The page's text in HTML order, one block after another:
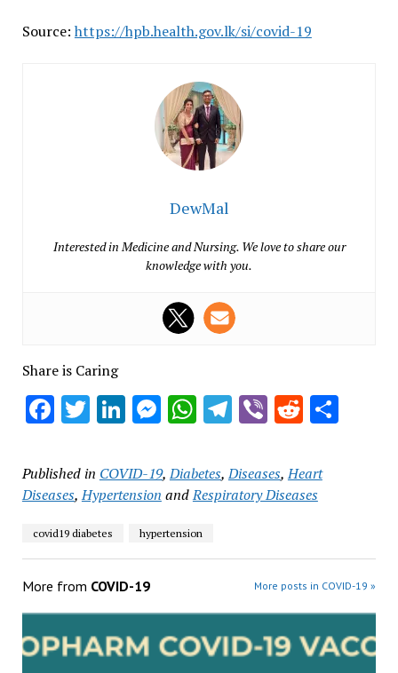
Source: https://hpb.health.gov.lk/si/covid-19
DewMal
Interested in Medicine and Nursing. We love to share our
knowledge with you.
Share is Caring
Facebook
Twitter
LinkedIn
Messenger
WhatsApp
Telegram
ViberReddit
Published in COVID-19,Diabetes,Diseases,Heart
Diseases,Hypertension andRespiratory Diseases
covid19 diabetes hypertension
More from COVID-19 More posts in COVID-19 »